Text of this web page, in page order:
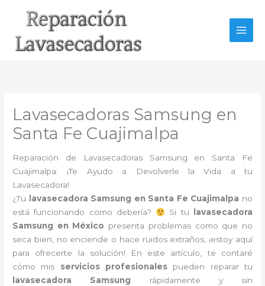
Lavasecadoras Samsung en
Santa Fe Cuajimalpa
Reparación de Lavasecadoras Samsung en Santa Fe
Cuajimalpa: ¡Te Ayudo a Devolverle la Vida a tu
Lavasecadora!
¿Tu
lavasecadora Samsung en Santa Fe Cuajimalpa no
está funcionando como debería?
Si tu
lavasecadora
Samsung en México presenta problemas como que no
seca bien, no enciende o hace ruidos extraños, ¡estoy aquí
para ofrecerte la solución! En este artículo, te contaré
cómo mis servicios profesionales pueden reparar tu
lavasecadora Samsung rápidamente y sin